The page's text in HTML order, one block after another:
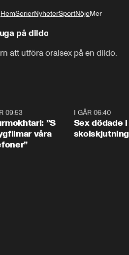
HemSerierNyheterSportNöjeMer
på dildo
att utföra oralsex på en dildo.
09:53
”S
våra
I GÅR 06:40
Sex dödade i
skolskjutning